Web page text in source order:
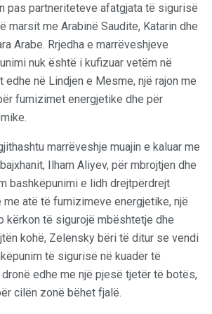
pas partneriteteve afatgjata të sigurisë
marsit me Arabinë Saudite, Katarin dhe
Arabe. Rrjedha e marrëveshjeve
nuk është i kufizuar vetëm në
edhe në Lindjen e Mesme, një rajon me
furnizimet energjetike dhe për
marrëveshje muajin e kaluar me
Ilham Aliyev, për mbrojtjen dhe
bashkëpunimi e lidh drejtpërdrejt
atë të furnizimeve energjetike, një
kërkon të sigurojë mbështetje dhe
kohë, Zelensky bëri të ditur se vendi
të sigurisë në kuadër të
edhe me një pjesë tjetër të botës,
cilën zonë bëhet fjalë.